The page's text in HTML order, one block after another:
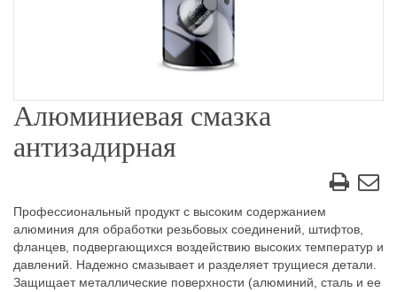
Алюминиевая смазка
антизадирная
Профессиональный продукт с высоким содержанием
алюминия для обработки резьбовых соединений, штифтов,
фланцев, подвергающихся воздействию высоких температур и
давлений. Надежно смазывает и разделяет трущиеся детали.
Защищает металлические поверхности (алюминий, сталь и ее